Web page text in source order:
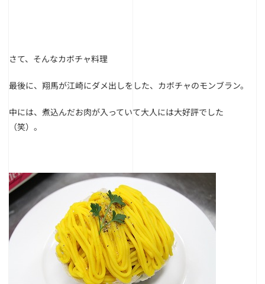
さて、そんなカボチャ料理
最後に、翔馬が江崎にダメ出しをした、カボチャのモンブラン。
中には、煮込んだお肉が入っていて大人には大好評でした
（笑）。